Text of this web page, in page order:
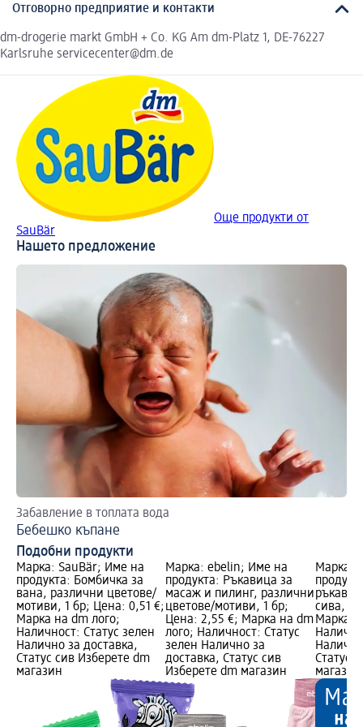
Отговорно предприятие и контакти
dm-drogerie markt GmbH + Co. KG Am dm-Platz 1, DE-76227
Karlsruhe servicecenter@dm.de
Още продукти от
SauBär
Нашето предложение
Забавление в топлата вода
Бебешко къпане
Подобни продукти
Марка: SauBär; Име на
продукта: Бомбичка за
вана, различни цветове/
мотиви, 1 бр; Цена: 0,51 €;
Марка на dm лого;
Наличност: Статус зелен
Налично за доставка,
Статус сив Изберете dm
магазин
Марка: ebelin; Име на
продукта: Ръкавица за
масаж и пилинг, различни
цветове/мотиви, 1 бр;
Цена: 2,55 €; Марка на dm
лого; Наличност: Статус
зелен Налично за
доставка, Статус сив
Изберете dm магазин
Марка:
сива, 1
Марка
Статус
магазин